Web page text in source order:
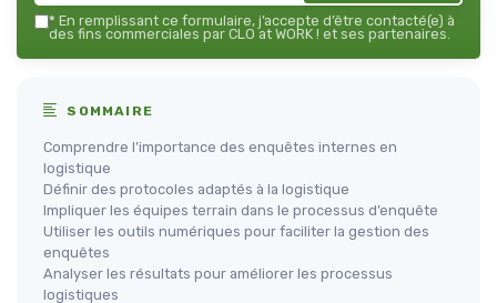
* En remplissant ce formulaire, j’accepte d’être contacté(e) à
des fins commerciales par CLO at WORK ! et ses partenaires.
SOMMAIRE
Comprendre l’importance des enquêtes internes en
logistique
Définir des protocoles adaptés à la logistique
Impliquer les équipes terrain dans le processus d’enquête
Utiliser les outils numériques pour faciliter la gestion des
enquêtes
Analyser les résultats pour améliorer les processus
logistiques